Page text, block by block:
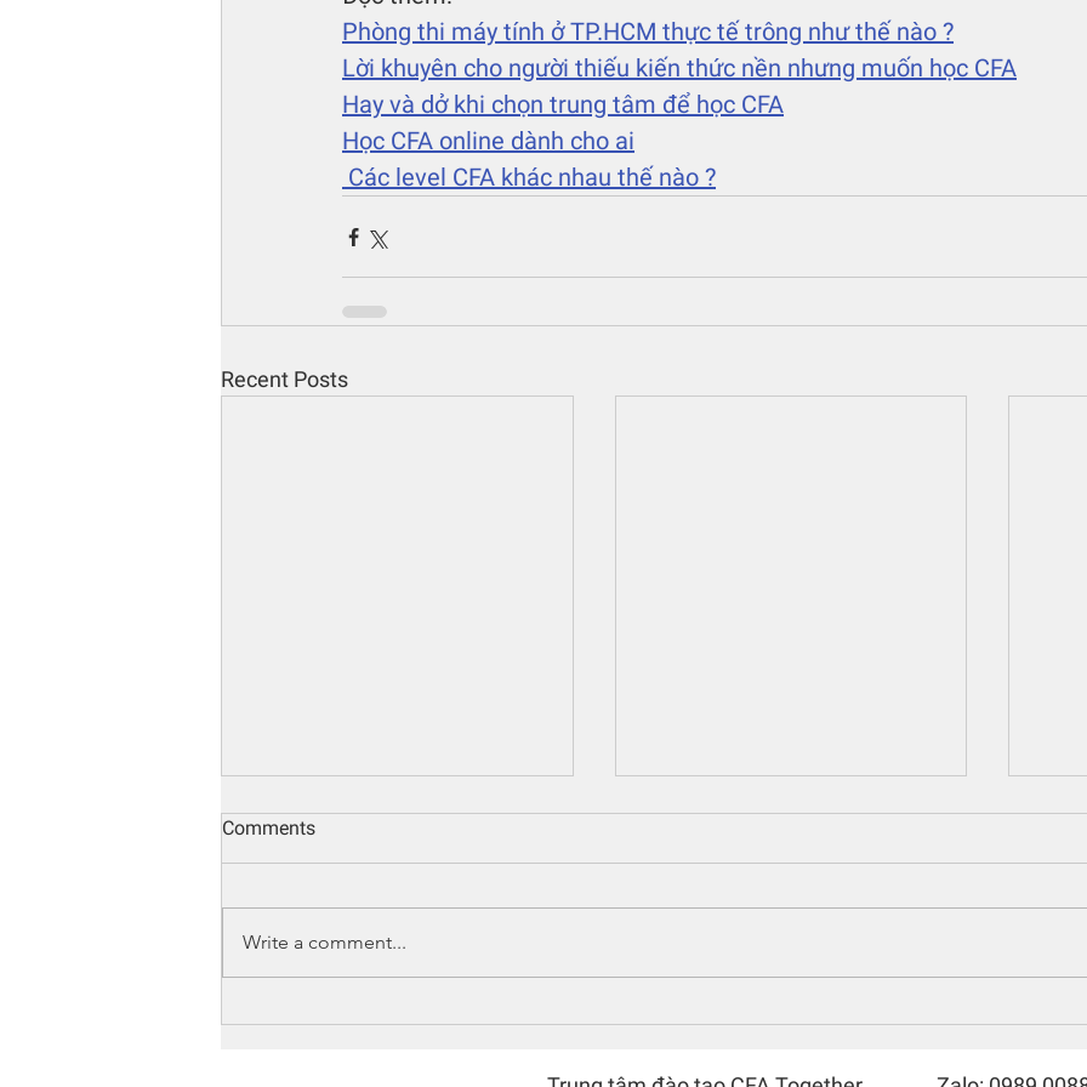
Phòng thi máy tính ở TP.HCM thực tế trông như thế nào ?
Lời khuyên cho người thiếu kiến thức nền nhưng muốn học CFA
Hay và dở khi chọn trung tâm để học CFA
Học CFA online dành cho ai
Các level CFA khác nhau thế nào ?
Recent Posts
Comments
Write a comment...